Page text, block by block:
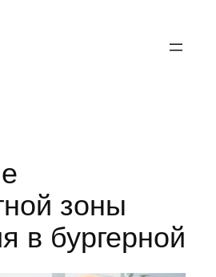
зоны
в бургерной